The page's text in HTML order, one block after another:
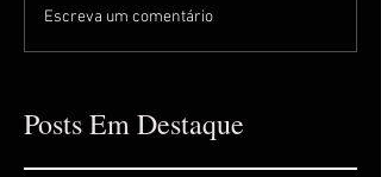
Escreva um comentário
Posts Em Destaque